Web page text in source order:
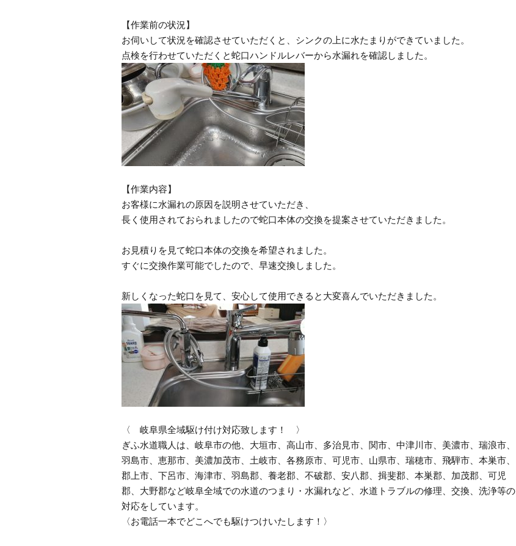
【作業前の状況】
お伺いして状況を確認させていただくと、シンクの上に水たまりができていました。
点検を行わせていただくと蛇口ハンドルレバーから水漏れを確認しました。
【作業内容】
お客様に水漏れの原因を説明させていただき、
長く使用されておられましたので蛇口本体の交換を提案させていただきました。
お見積りを見て蛇口本体の交換を希望されました。
すぐに交換作業可能でしたので、早速交換しました。
新しくなった蛇口を見て、安心して使用できると大変喜んでいただきました。
〈 岐阜県全域駆け付け対応致します！ 〉
ぎふ水道職人は、岐阜市の他、大垣市、高山市、多治見市、関市、中津川市、美濃市、瑞浪市、
羽島市、恵那市、美濃加茂市、土岐市、各務原市、可児市、山県市、瑞穂市、飛騨市、本巣市、
郡上市、下呂市、海津市、羽島郡、養老郡、不破郡、安八郡、揖斐郡、本巣郡、加茂郡、可児
郡、大野郡など岐阜全域での水道のつまり・水漏れなど、水道トラブルの修理、交換、洗浄等の
対応をしています。
〈お電話一本でどこへでも駆けつけいたします！〉